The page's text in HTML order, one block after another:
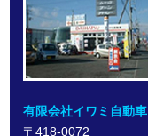
有限会社イワミ自動車
〒418-0072